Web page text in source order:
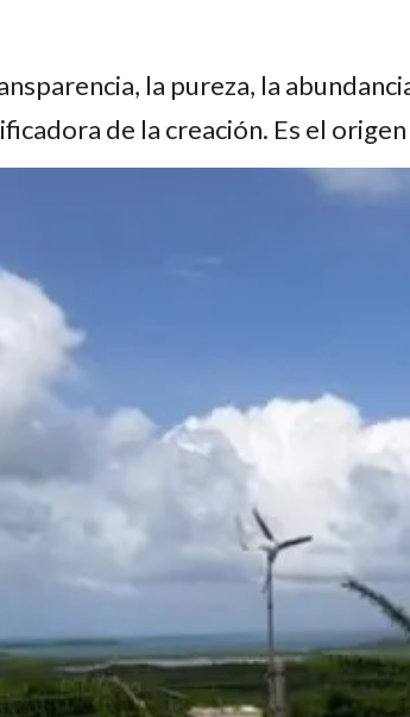
la pureza, la
de la creación. Es el